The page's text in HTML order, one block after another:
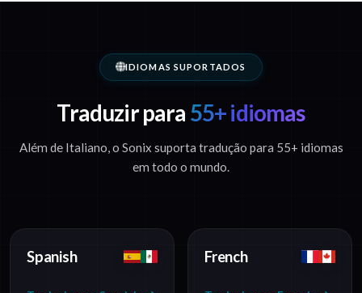
IDIOMAS SUPORTADOS
Traduzir para 55+ idiomas
Além de Italiano, o Sonix suporta tradução para 55+ idiomas
em todo o mundo.
Spanish French